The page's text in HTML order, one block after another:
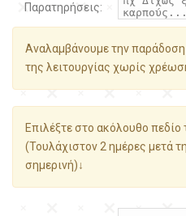
Παρατηρήσεις:
Αναλαμβάνουμε την
της λειτουργίας χωρίς
Επιλέξτε στο ακόλουθο πεδίο
(Τουλάχιστον 2 ημέρες μετά
σημερινή)↓